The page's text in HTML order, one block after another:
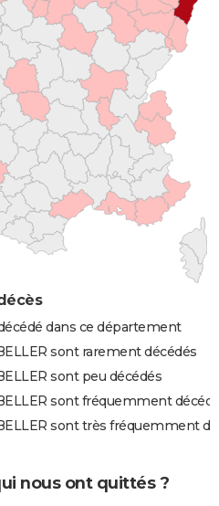
dans ce département
sont rarement décédés
sont peu décédés
sont fréquemment
sont très fréquemment
nous ont quittés ?